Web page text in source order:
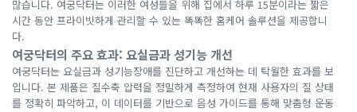
많습니다. 여궁닥터는 이러한 여성들을 위해 집에서 하루 15분이라는 짧은
시간 동안 프라이빗하게 관리할 수 있는 똑똑한 홈케어 솔루션을 제공합니
다.
여궁닥터의 주요 효과: 요실금과 성기능 개선
여궁닥터는 요실금과 성기능장애를 진단하고 개선하는 데 탁월한 효과를 보
입니다. 본 제품은 질수축 압력을 정밀하게 측정하여 현재 사용자의 질 상태
를 정확히 파악하고, 이 데이터를 기반으로 음성 가이드를 통해 맞춤형 운동